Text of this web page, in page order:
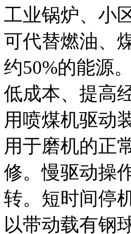
工业锅炉、小
可代替燃油、
约50%的能源
低成本、提
用喷煤机驱动
用于磨机的正
修。慢驱动操
转。短时间停
以带动载有钢